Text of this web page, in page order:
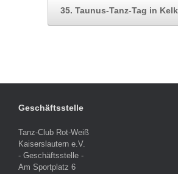
35. Taunus-Tanz-Tag in
Geschäftsstelle
Tanz-Club Rot-Weiß
Kaiserslautern e.V.
- Geschäftsstelle -
Am Sportplatz 6